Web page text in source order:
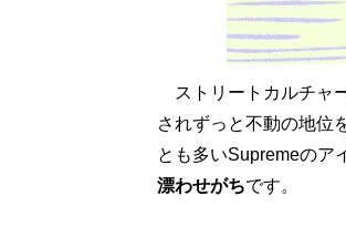
ストリートカルチャ
されずっと不動の地位
とも多いSupremeのア
漂わせがちです。